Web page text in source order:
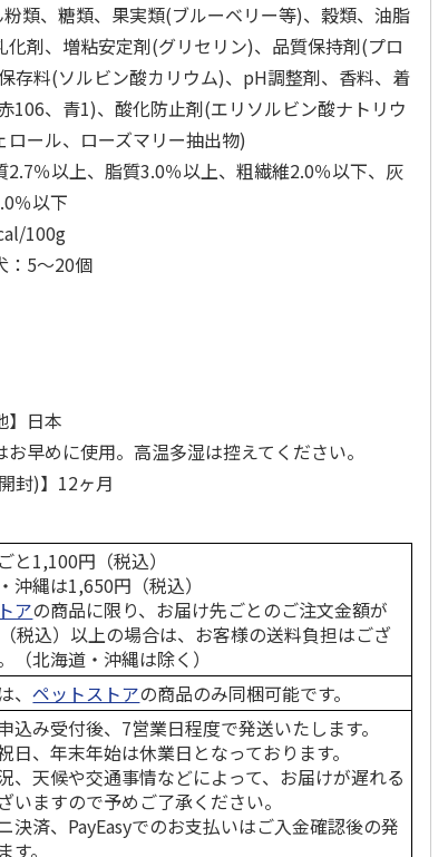
1,320円
(送料別・税込)
470円
(送料別・税込)
120円
(送料別・税込)
粉類、糖類、果実類(ブルーベリー等)、穀類、油脂
化剤、増粘安定剤(グリセリン)、品質保持剤(プロ
存料(ソルビン酸カリウム)、pH調整剤、香料、着
106、青1)、酸化防止剤(エリソルビン酸ナトリウ
ロール、ローズマリー抽出物)
2.7％以上、脂質3.0％以上、粗繊維2.0％以下、灰
％以下
100g
：5～20個
】日本
お早めに使用。高温多湿は控えてください。
封)】12ヶ月
と1,100円（税込）
沖縄は1,650円（税込）
アの商品に限り、お届け先ごとのご注文金額が
税込）以上の場合は、お客様の送料負担はござ
（北海道・沖縄は除く）
、ペットストアの商品のみ同梱可能です。
込み受付後、7営業日程度で発送いたします。
日、年末年始は休業日となっております。
、天候や交通事情などによって、お届けが遅れる
いますので予めご了承ください。
決済、PayEasyでのお支払いはご入金確認後の発
す。